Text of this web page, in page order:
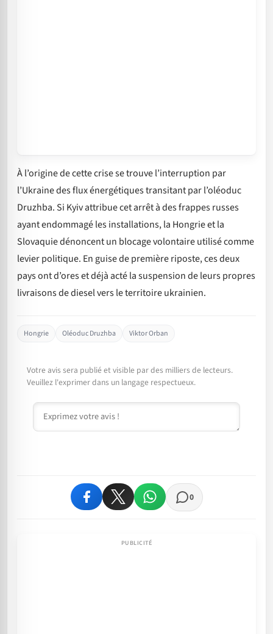
À l’origine de cette crise se trouve l’interruption par
l’Ukraine des flux énergétiques transitant par l’oléoduc
Druzhba. Si Kyiv attribue cet arrêt à des frappes russes
ayant endommagé les installations, la Hongrie et la
Slovaquie dénoncent un blocage volontaire utilisé comme
levier politique. En guise de première riposte, ces deux
pays ont d’ores et déjà acté la suspension de leurs propres
livraisons de diesel vers le territoire ukrainien.
Hongrie Oléoduc Druzhba Viktor Orban
Votre avis sera publié et visible par des milliers de lecteurs.
Veuillez l'exprimer dans un langage respectueux.
Commentaire
0